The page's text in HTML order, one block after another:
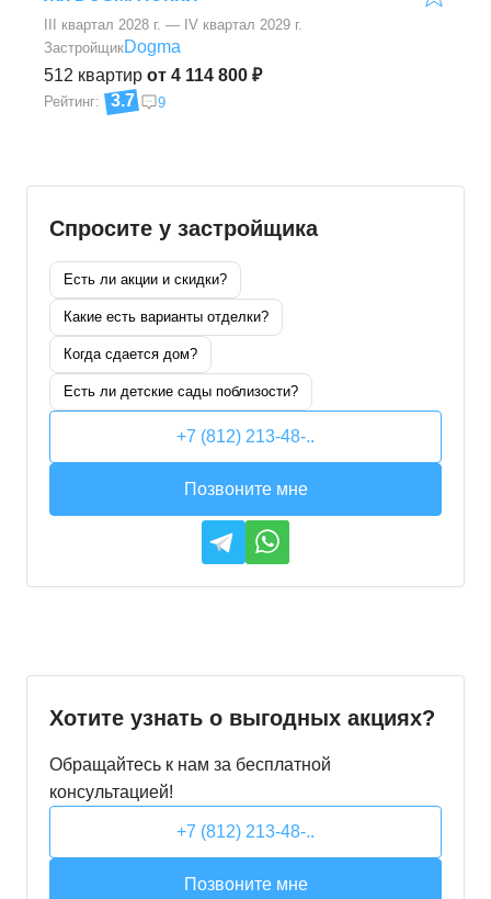
III квартал 2028 г. — IV квартал 2029 г.
512 квартир от 4 114 800 ₽
ЗастройщикDogma
Рейтинг: 3.7 9
Спросите у застройщика
Есть ли акции и скидки?
Какие есть варианты отделки?
Когда сдается дом?
Есть ли детские сады поблизости?
+7 (812) 213-48-..
Позвоните мне
Хотите узнать о выгодных акциях?
Обращайтесь к нам за бесплатной
консультацией!
+7 (812) 213-48-..
Позвоните мне